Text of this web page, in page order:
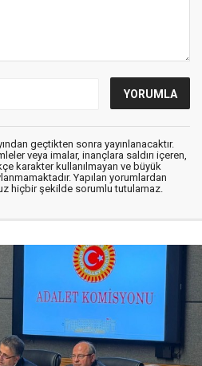
geçtikten sonra yayınlanacaktır.
veya imalar, inançlara saldırı içeren,
karakter kullanılmayan ve büyük
Yapılan yorumlardan
hiçbir şekilde sorumlu tutulamaz.